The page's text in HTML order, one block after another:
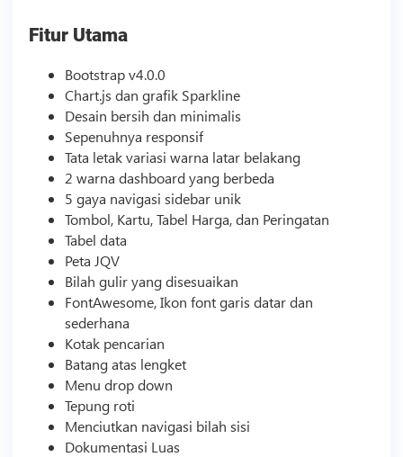
Fitur Utama
Bootstrap v4.0.0
Chart.js dan grafik Sparkline
Desain bersih dan minimalis
Sepenuhnya responsif
Tata letak variasi warna latar belakang
2 warna dashboard yang berbeda
5 gaya navigasi sidebar unik
Tombol, Kartu, Tabel Harga, dan Peringatan
Tabel data
Peta JQV
Bilah gulir yang disesuaikan
FontAwesome, Ikon font garis datar dan
sederhana
Kotak pencarian
Batang atas lengket
Menu drop down
Tepung roti
Menciutkan navigasi bilah sisi
Dokumentasi Luas